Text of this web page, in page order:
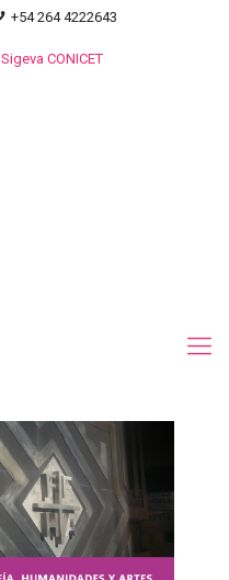
+54 264 4222643
Sigeva CONICET